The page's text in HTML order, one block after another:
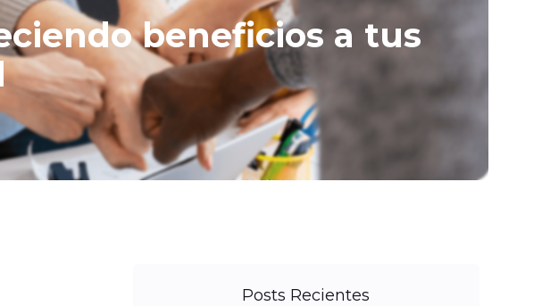
beneficios a tus
Posts Recientes